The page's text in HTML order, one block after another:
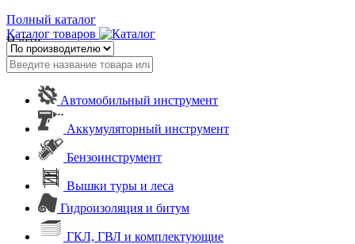
Полный каталог
Каталог товаров
Найти
Автомобильный инструмент
Аккумуляторный инструмент
Бензоинструмент
Вышки туры и леса
Гидроизоляция и битум
ГКЛ, ГВЛ и комплектующие